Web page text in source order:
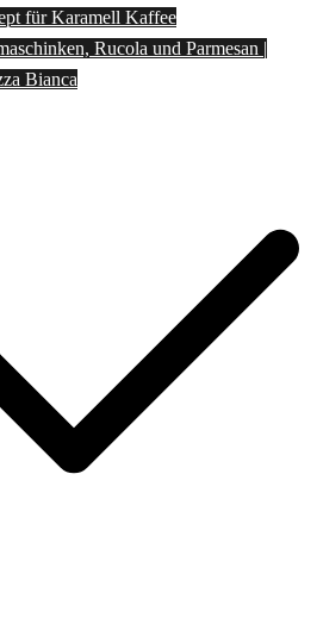
für Karamell Kaffee
Rucola und Parmesan |
Bianca